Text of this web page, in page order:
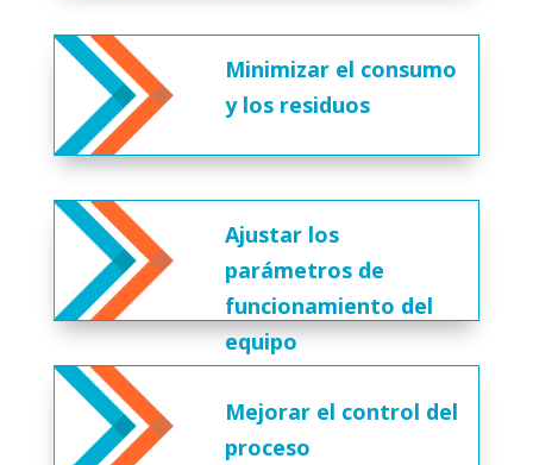
Minimizar el consumo
y los residuos
Ajustar los
parámetros de
funcionamiento del
equipo
Mejorar el control del
proceso